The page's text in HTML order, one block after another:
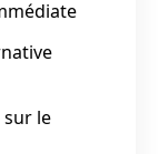
sur le